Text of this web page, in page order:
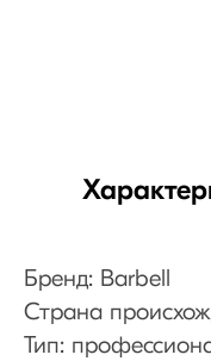
Бренд: Barbell
Страна
Тип: